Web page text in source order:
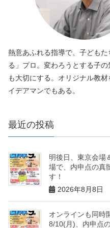
熱意あふれる指導で、子どもた
る」プロ。変わろうとする子の
も大切にする。オリジナル教
イデアマンでもある。
最近の投稿
明後日、東京会場
場で、内申点の真
す！
2026年8月8日
オンラインも同時
8/10(月)、内申点